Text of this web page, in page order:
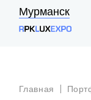
Мурманск
УСЛУГИ
Главная